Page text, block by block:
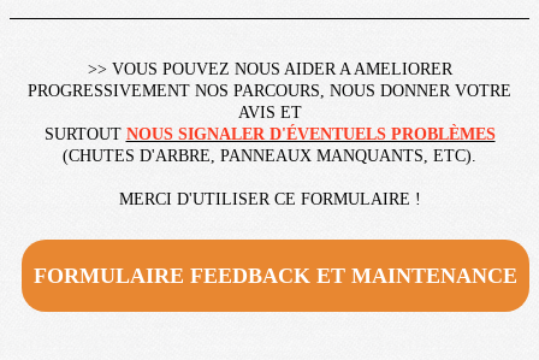
>> VOUS POUVEZ NOUS AIDER A AMELIORER
PROGRESSIVEMENT NOS PARCOURS, NOUS DONNER VOTRE
AVIS ET
SURTOUT NOUS SIGNALER D'ÉVENTUELS PROBLÈMES
(CHUTES D'ARBRE, PANNEAUX MANQUANTS, ETC).
MERCI D'UTILISER CE FORMULAIRE !
FORMULAIRE FEEDBACK ET MAINTENANCE